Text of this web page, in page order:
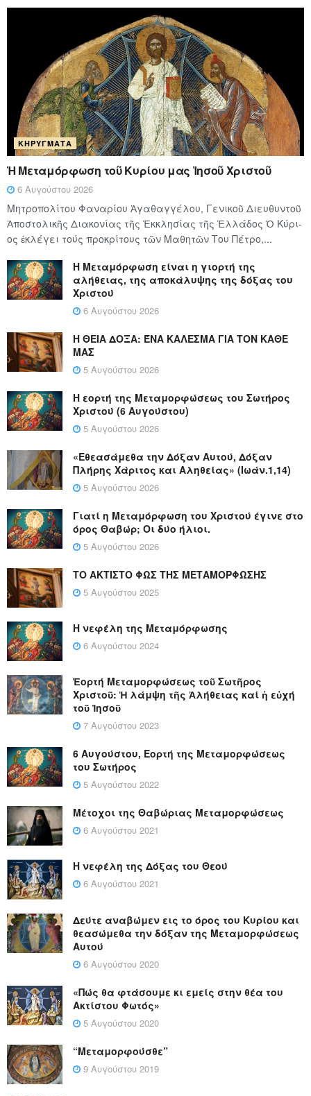
ΚΗΡΎΓΜΑΤΑ
Ἡ Μεταμόρφωση τοῦ Κυρίου μας Ἰησοῦ Χριστοῦ
6 Αυγούστου 2026
Μητροπολίτου Φαναρίου Ἀγαθαγγέλου, Γενικοῦ Διευθυντοῦ
Ἀποστολικῆς Διακονίας τῆς Ἐκκλησίας τῆς Ἑλλάδος Ὁ Κύ­ρι­
ος ἐκλέγει τούς προ­κρί­τους τῶν Μα­θη­τῶν Του Πέ­τρο,...
Η Μεταμόρφωση είναι η γιορτή της
αλήθειας, της αποκάλυψης της δόξας του
Χριστού
6 Αυγούστου 2026
Η ΘΕΙΑ ΔΟΞΑ: ΈΝΑ ΚΑΛΕΣΜΑ ΓΙΑ ΤΟΝ ΚΑΘΕ
ΜΑΣ
5 Αυγούστου 2026
Η εορτή της Μεταμορφώσεως του Σωτήρος
Χριστού (6 Αυγούστου)
5 Αυγούστου 2026
«Εθεασάμεθα την Δόξαν Αυτού, Δόξαν
Πλήρης Χάριτος και Αληθείας» (Ιωάν.1,14)
5 Αυγούστου 2026
Γιατί η Μεταμόρφωση του Χριστού έγινε στο
όρος Θαβώρ; Οι δύο ήλιοι.
5 Αυγούστου 2026
ΤΟ ΑΚΤΙΣΤΟ ΦΩΣ ΤΗΣ ΜΕΤΑΜΟΡΦΩΣΗΣ
5 Αυγούστου 2025
Η νεφέλη της Μεταμόρφωσης
6 Αυγούστου 2024
Ἑορτή Μεταμορφώσεως τοῦ Σωτῆρος
Χριστοῦ: Ἡ λάμψη τῆς Ἀλήθειας καί ἡ εὐχή
τοῦ Ἰησοῦ
7 Αυγούστου 2023
6 Αυγούστου, Εορτή της Μεταμορφώσεως
του Σωτήρος
5 Αυγούστου 2022
Μέτοχοι της Θαβώριας Μεταμορφώσεως
6 Αυγούστου 2021
Η νεφέλη της Δόξας του Θεού
6 Αυγούστου 2021
Δεύτε αναβώμεν εις το όρος του Κυρίου και
θεασώμεθα την δόξαν της Μεταμορφώσεως
Αυτού
6 Αυγούστου 2020
«Πώς θα φτάσουμε κι εμείς στην θέα του
Ακτίστου Φωτός»
5 Αυγούστου 2020
“Μεταμορφούσθε”
9 Αυγούστου 2019